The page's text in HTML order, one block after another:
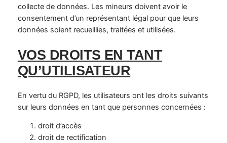
collecte de données. Les mineurs doivent avoir le
consentement d’un représentant légal pour que leurs
données soient recueillies, traitées et utilisées.
VOS DROITS EN TANT
QU’UTILISATEUR
En vertu du RGPD, les utilisateurs ont les droits suivants
sur leurs données en tant que personnes concernées :
droit d’accès
droit de rectification